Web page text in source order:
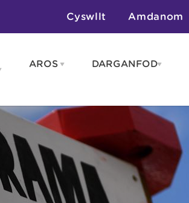
Cyswllt Amdanom
menu
AROS Open
Gwestai
Hunan Arlwyo
Carafanau a Gwersylla
Rhagor o Leoedd
DARGANFODOpen